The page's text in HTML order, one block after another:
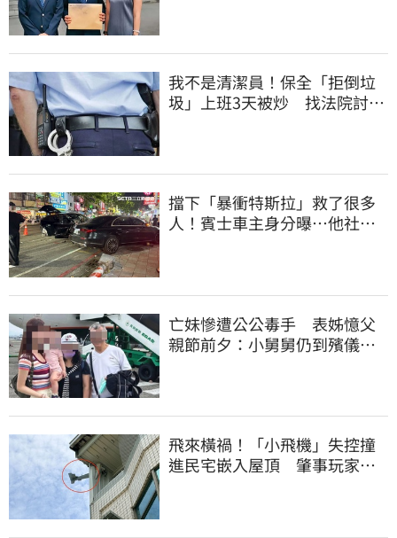
我不是清潔員！保全「拒倒垃
圾」上班3天被炒 找法院討公
擋下「暴衝特斯拉」救了很多
人！賓士車主身分曝…他社群
亡妹慘遭公公毒手 表姊憶父
親節前夕：小舅舅仍到殯儀館
飛來橫禍！「小飛機」失控撞
進民宅嵌入屋頂 肇事玩家疑